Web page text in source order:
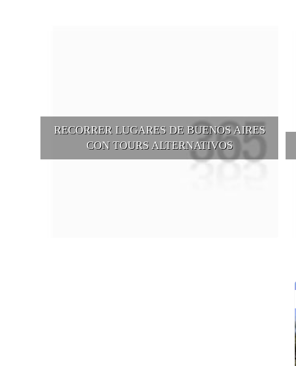
RECORRER LUGARES DE BUENOS AIRES
CON TOURS ALTERNATIVOS